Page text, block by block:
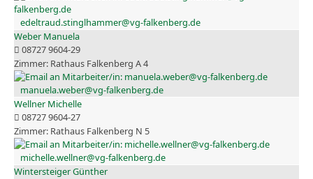
edeltraud.stinglhammer@vg-falkenberg.de
Weber Manuela
08727 9604-29
Rathaus Falkenberg A 4
manuela.weber@vg-falkenberg.de
Wellner Michelle
08727 9604-27
Rathaus Falkenberg N 5
michelle.wellner@vg-falkenberg.de
Wintersteiger Günther